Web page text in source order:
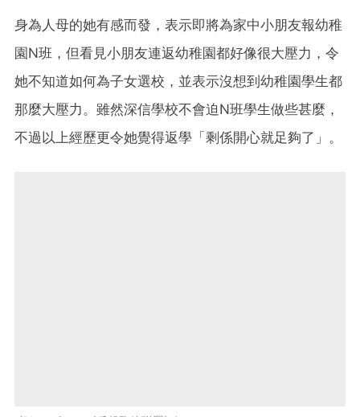
身為人母的她有感而發，表示即將為家中小朋友報幼稚
園N班，但看見小朋友連返幼稚園都好像很大壓力，令
她不知道如何為子女選校，並表示沒想到幼稚園學生都
那麼大壓力。雖然深信學校不會迫N班學生做些甚麼，
不過以上經歷更令她覺得返學「剩係開心就足夠了」。